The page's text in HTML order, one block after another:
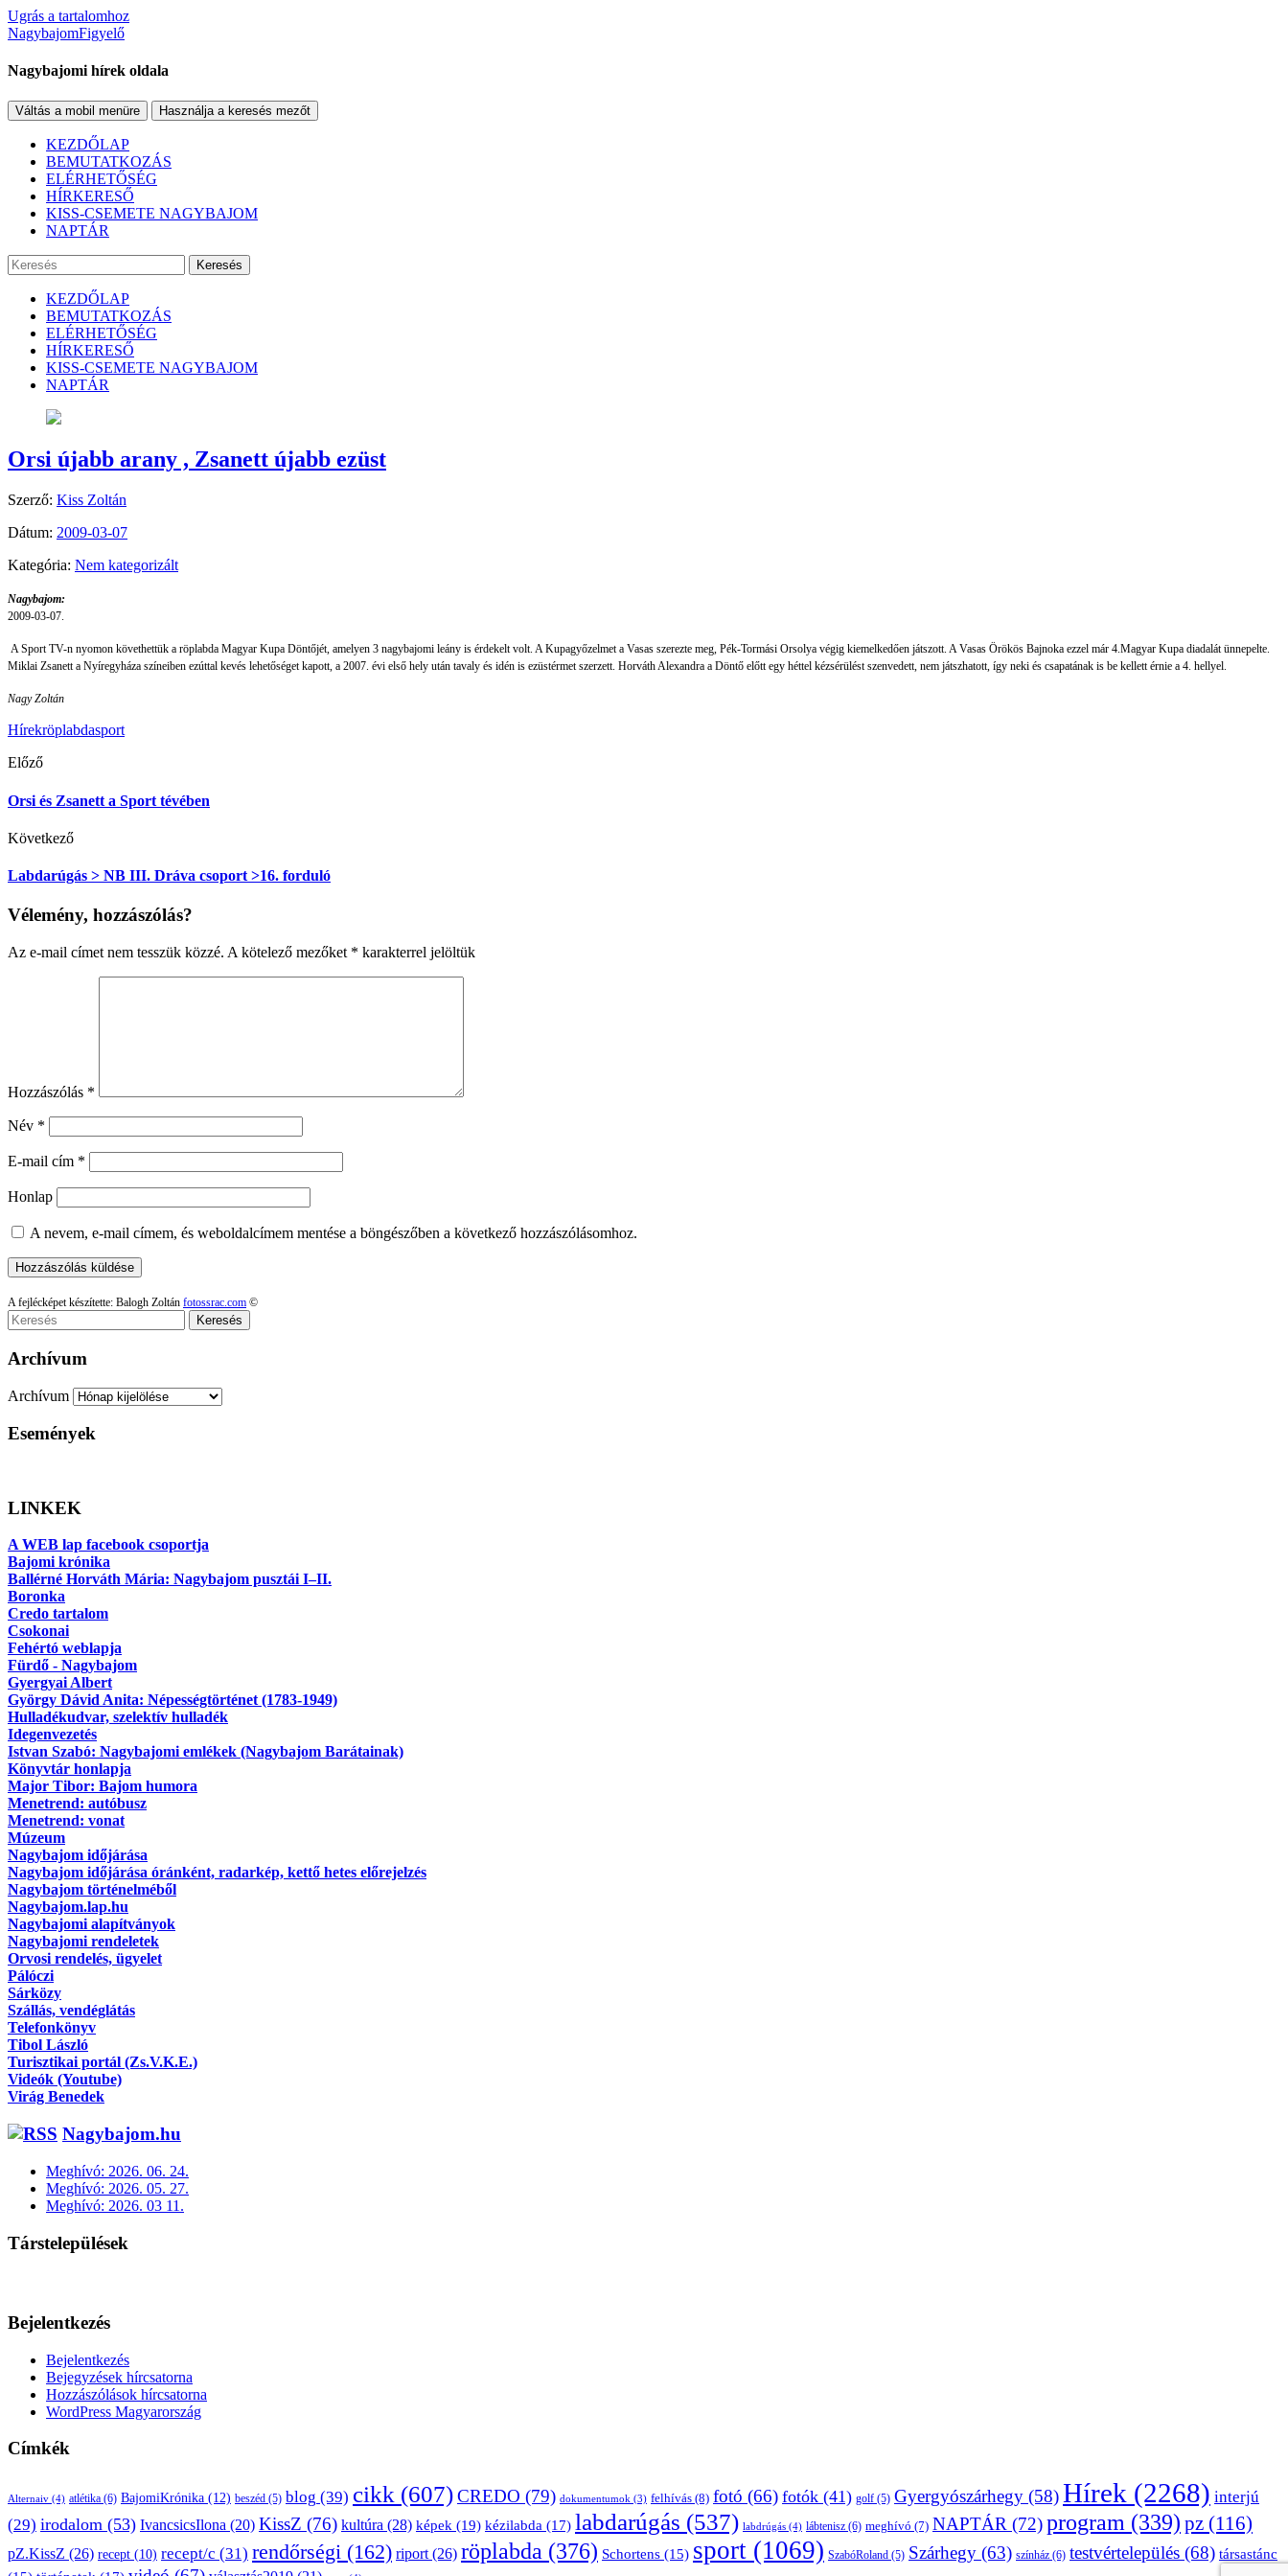
Ugrás a tartalomhoz
NagybajomFigyelő
Nagybajomi hírek oldala
Váltás a mobil menüre Használja a keresés mezőt
KEZDŐLAP
BEMUTATKOZÁS
ELÉRHETŐSÉG
HÍRKERESŐ
KISS-CSEMETE NAGYBAJOM
NAPTÁR
Keresés
KEZDŐLAP
BEMUTATKOZÁS
ELÉRHETŐSÉG
HÍRKERESŐ
KISS-CSEMETE NAGYBAJOM
NAPTÁR
Orsi újabb arany , Zsanett újabb ezüst
Szerző: Kiss Zoltán
Dátum: 2009-03-07
Kategória: Nem kategorizált
Nagybajom:
2009-03-07.
A Sport TV-n nyomon követhettük a röplabda Magyar Kupa Döntőjét, amelyen 3 nagybajomi leány is érdekelt volt. A Kupagyőzelmet a Vasas szerezte meg, Pék-Tormási Orsolya végig kiemelkedően játszott. A Vasas Örökös Bajnoka ezzel már 4.Magyar Kupa diadalát ünnepelte.
Miklai Zsanett a Nyíregyháza színeiben ezúttal kevés lehetőséget kapott, a 2007. évi első hely után tavaly és idén is ezüstérmet szerzett. Horváth Alexandra a Döntő előtt egy héttel kézsérülést szenvedett, nem játszhatott, így neki és csapatának is be kellett érnie a 4. hellyel.
Nagy Zoltán
Hírekröplabdasport
Előző
Orsi és Zsanett a Sport tévében
Következő
Labdarúgás > NB III. Dráva csoport >16. forduló
Vélemény, hozzászólás?
Az e-mail címet nem tesszük közzé. A kötelező mezőket * karakterrel jelöltük
Hozzászólás *
Név *
E-mail cím *
Honlap
A nevem, e-mail címem, és weboldalcímem mentése a böngészőben a következő hozzászólásomhoz.
A fejlécképet készítette: Balogh Zoltán fotossrac.com ©
Keresés
Archívum
Archívum
Események
LINKEK
A WEB lap facebook csoportja
Bajomi krónika
Ballérné Horváth Mária: Nagybajom pusztái I–II.
Boronka
Credo tartalom
Csokonai
Fehértó weblapja
Fürdő - Nagybajom
Gyergyai Albert
György Dávid Anita: Népességtörténet (1783-1949)
Hulladékudvar, szelektív hulladék
Idegenvezetés
Istvan Szabó: Nagybajomi emlékek (Nagybajom Barátainak)
Könyvtár honlapja
Major Tibor: Bajom humora
Menetrend: autóbusz
Menetrend: vonat
Múzeum
Nagybajom időjárása
Nagybajom időjárása óránként, radarkép, kettő hetes előrejelzés
Nagybajom történelméből
Nagybajom.lap.hu
Nagybajomi alapítványok
Nagybajomi rendeletek
Orvosi rendelés, ügyelet
Pálóczi
Sárközy
Szállás, vendéglátás
Telefonkönyv
Tibol László
Turisztikai portál (Zs.V.K.E.)
Videók (Youtube)
Virág Benedek
Nagybajom.hu
Meghívó: 2026. 06. 24.
Meghívó: 2026. 05. 27.
Meghívó: 2026. 03 11.
Társtelepülések
Bejelentkezés
Bejelentkezés
Bejegyzések hírcsatorna
Hozzászólások hírcsatorna
WordPress Magyarország
Címkék
Alternaiv (4) atlétika (6) BajomiKrónika (12) beszéd (5) blog (39) cikk (607)CREDO (79) dokumentumok (3) felhívás (8) fotó (66) fotók (41) golf (5) Gyergyószárhegy (58)Hírek (2268) interjú
(29) irodalom (53) IvancsicsIlona (20) KissZ (76) kultúra (28) képek (19) kézilabda (17) labdarúgás (537) labdrúgás (4) lábtenisz (6) meghívó (7) NAPTÁR (72)program (339) pz (116)
pZ.KissZ (26) recept (10) recept/c (31) rendőrségi (162) riport(26) röplabda (376) Schortens (15) sport (1069) SzabóRoland (5) Szárhegy (63) színház (6) testvértelepülés (68) társastánc